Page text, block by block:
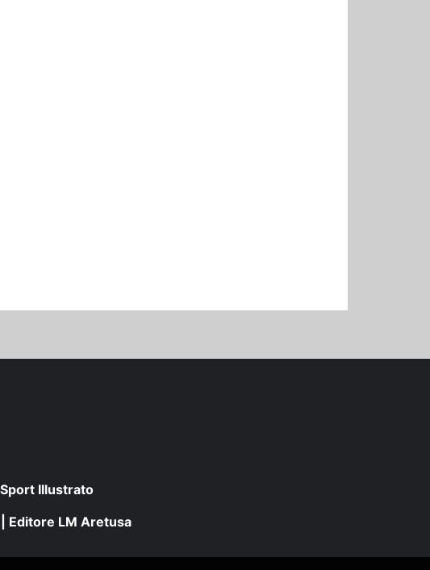
Illustrato
Editore LM Aretusa